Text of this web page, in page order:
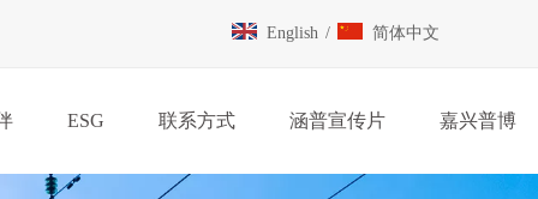
English / 简体中文
ESG 联系方式 涵普宣传片 嘉兴普博